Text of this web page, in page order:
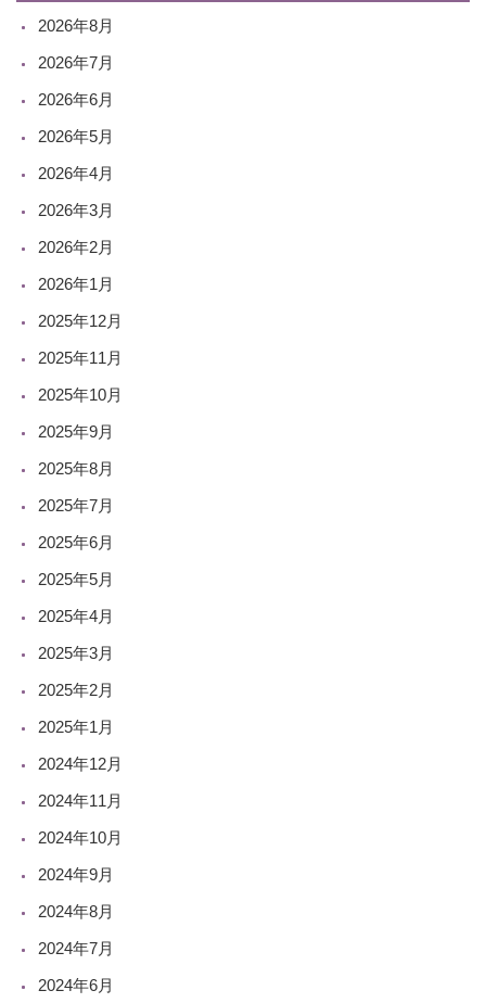
2026年8月
2026年7月
2026年6月
2026年5月
2026年4月
2026年3月
2026年2月
2026年1月
2025年12月
2025年11月
2025年10月
2025年9月
2025年8月
2025年7月
2025年6月
2025年5月
2025年4月
2025年3月
2025年2月
2025年1月
2024年12月
2024年11月
2024年10月
2024年9月
2024年8月
2024年7月
2024年6月